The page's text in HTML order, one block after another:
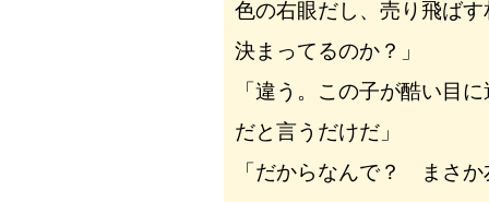
色の右眼だし、売り飛ば
決まってるのか？」
「違う。この子が酷い目
だと言うだけだ」
「だからなんで？ まさか